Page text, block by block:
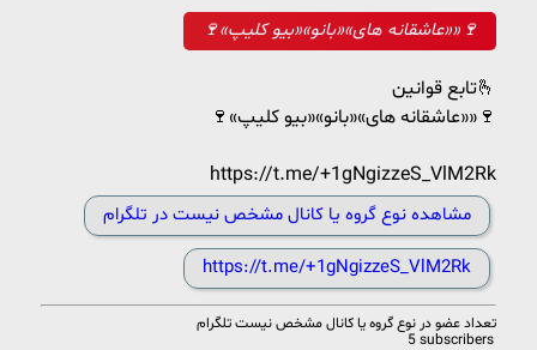
🍷«عاشقانه های»«بانو»«بیو کلیپ»»🍷
تابع قوانین🫰
🍷«عاشقانه های»«بانو»«بیو کلیپ»»🍷
https://t.me/+1gNgizzeS_VlM2Rk
مشاهده نوع گروه یا کانال مشخص نیست در تلگرام
https://t.me/+1gNgizzeS_VlM2Rk
تعداد عضو در نوع گروه یا کانال مشخص نیست تلگرام
5 subscribers